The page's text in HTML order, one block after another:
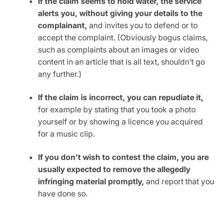
alerts you, without giving your details to the
complainant, and invites you to defend or to
accept the complaint. (Obviously bogus claims,
such as complaints about an images or video
content in an article that is all text, shouldn’t go
any further.)
If the claim is incorrect, you can repudiate it,
for example by stating that you took a photo
yourself or by showing a licence you acquired
for a music clip.
If you don’t wish to contest the claim, you are
usually expected to remove the allegedly
infringing material promptly, and report that you
have done so.